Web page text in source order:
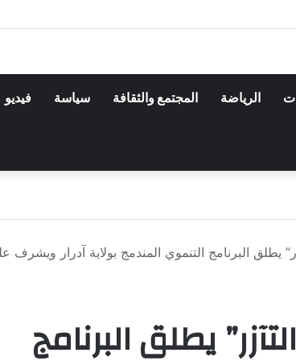
الرياضة المجتمع والثقافة سياسة فيديو
يطلق البرنامج التنموي المندمج بولاية آدرار
يطلق البرنامج